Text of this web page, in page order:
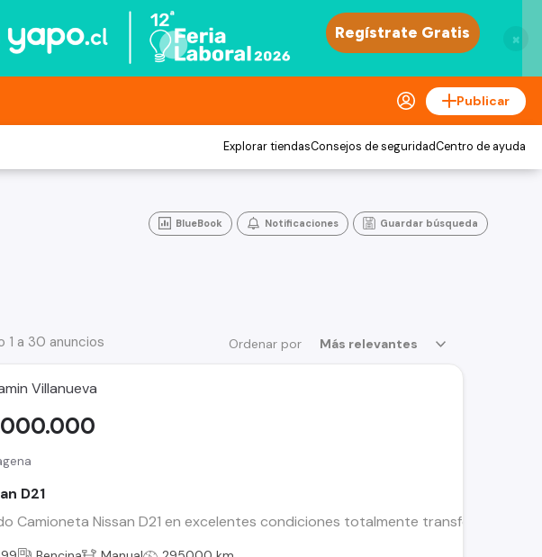
×
Publicar
Explorar tiendasConsejos de seguridadCentro de ayuda
BlueBook Notificaciones Guardar búsqueda
Ordenar por Más relevantes
1 a 30 anuncios
Villanueva
D21
Camioneta Nissan D21 en excelentes condiciones totalmente transferible, al